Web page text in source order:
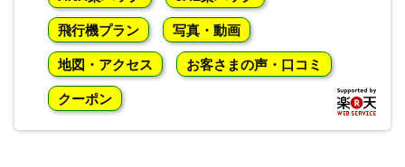
飛行機プラン 写真・動画
地図・アクセス お客さまの声・口コミ
クーポン